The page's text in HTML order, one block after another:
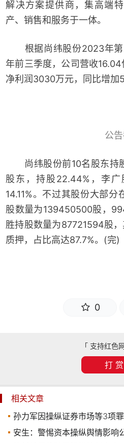
解决方案提供商，集高端
产、销售和服务于一体。
根据尚纬股份2023年第
年前三季度，公司营收16.04
净利润3030万元，同比增加
公
尚纬股份前10名股东持
股东，持股22.44%，李
14.11%。不过其股份大部
股数量为139450500股，
胜持股数量为87721594股
质押，占比高达87.7%。(完)
0
「 支持红色
打 赏
相关文章
孙力军因操纵证券市场等3项
安生：警惕资本操纵舆情影响